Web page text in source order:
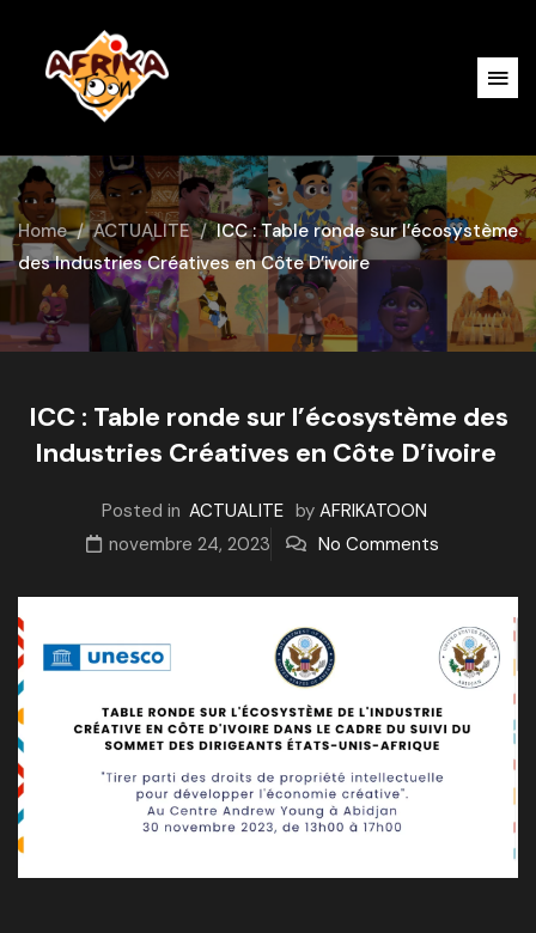
Home ACTUALITE
ICC : Table ronde sur l’écosystème
des Industries Créatives en Côte D’ivoire
ICC : Table ronde sur l’écosystème des
Industries Créatives en Côte D’ivoire
Posted in ACTUALITE by AFRIKATOON
novembre 24, 2023
No Comments